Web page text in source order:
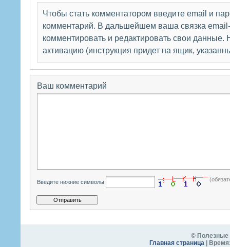
Чтобы стать комментатором введите email и
комментарий. В дальшейшем ваша связка
комментировать и редактировать свои данные.
активацию (инструкция придет на ящик,
Ваш комментарий
Введите нижние символы
© Полезные
Главная страница |